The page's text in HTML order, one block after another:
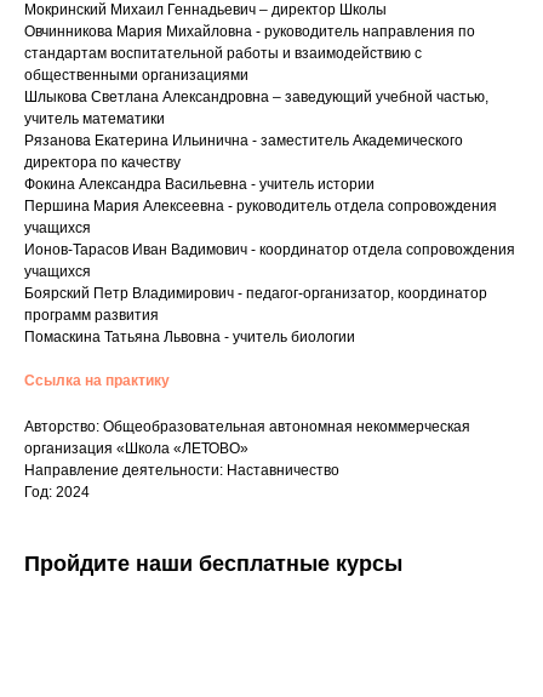
Мокринский Михаил Геннадьевич – директор Школы
Овчинникова Мария Михайловна - руководитель направления по
стандартам воспитательной работы и взаимодействию с
общественными организациями
Шлыкова Светлана Александровна – заведующий учебной частью,
учитель математики
Рязанова Екатерина Ильинична - заместитель Академического
директора по качеству
Фокина Александра Васильевна - учитель истории
Першина Мария Алексеевна - руководитель отдела сопровождения
учащихся
Ионов-Тарасов Иван Вадимович - координатор отдела сопровождения
учащихся
Боярский Петр Владимирович - педагог-организатор, координатор
программ развития
Помаскина Татьяна Львовна - учитель биологии
Ссылка на практику
Авторство: Общеобразовательная автономная некоммерческая
организация «Школа «ЛЕТОВО»
Направление деятельности: Наставничество
Год: 2024
Пройдите наши бесплатные курсы